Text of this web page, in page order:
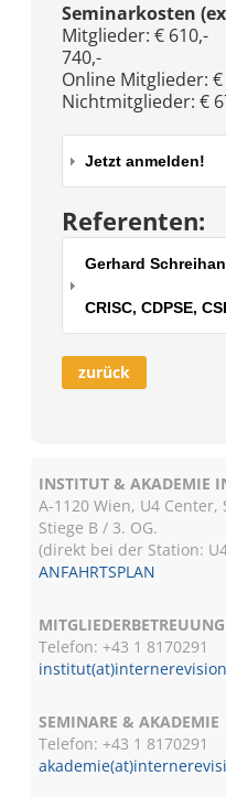
Seminarkosten
Mitglieder: €
740,-
Online
Nichtmitglieder: €
Jetzt anmelden!
Referenten:
Gerhard
CRISC, CDPSE,
zurück
INSTITUT & AKADEMIE
A-1120 Wien, U4
Stiege B / 3. OG.
(direkt bei der Station:
ANFAHRTSPLAN
Telefon: +43 1 8170291
SEMINARE & AKADEMIE
Telefon: +43 18170291